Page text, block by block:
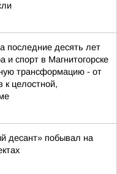
последние десять лет
и спорт в Магнитогорске
трансформацию - от
к целостной,
десант» побывал на